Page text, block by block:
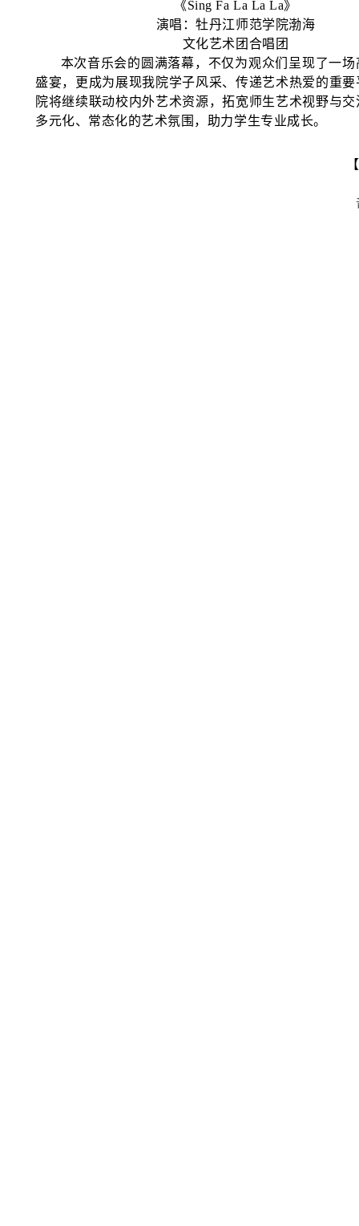
《Sing Fa La La La》
演唱：牡丹江师范学院渤海
文化艺术团合唱团
本次音乐会的圆满落幕，不仅为观众们呈现了一
盛宴，更成为展现我院学子风采、传递艺术热爱的重
院将继续联动校内外艺术资源，拓宽师生艺术视野与
多元化、常态化的艺术氛围，助力学生专业成长。
【